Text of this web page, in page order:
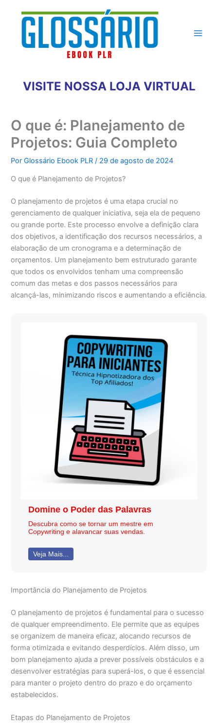
conteúdo
VISITE NOSSA LOJA VIRTUAL
O que é: Planejamento de
Projetos: Guia Completo
PorGlossário Ebook PLR/ 29 de agosto de 2024
O que é Planejamento de Projetos?
O planejamento de projetos é uma etapa crucial no
gerenciamento de qualquer iniciativa, seja ela de pequeno
ou grande porte. Este processo envolve a definição clara
dos objetivos, a identificação dos recursos necessários, a
elaboração de um cronograma e a determinação de
orçamentos. Um planejamento bem estruturado garante
que todos os envolvidos tenham uma compreensão
comum das metas e dos passos necessários para
alcançá-las, minimizando riscos e aumentando a eficiência.
Domine o Poder das Palavras
Descubra como se tornar um mestre em
Copywriting e alavancar suas vendas.
Veja Mais...
Importância do Planejamento de Projetos
O planejamento de projetos é fundamental para o sucesso
de qualquer empreendimento. Ele permite que as equipes
se organizem de maneira eficaz, alocando recursos de
forma otimizada e evitando desperdícios. Além disso, um
bom planejamento ajuda a prever possíveis obstáculos e a
desenvolver estratégias para superá-los, o que é essencial
para manter o projeto dentro do prazo e do orçamento
estabelecidos.
Etapas do Planejamento de Projetos